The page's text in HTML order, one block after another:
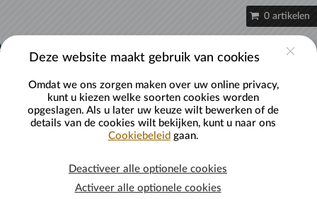
0 artikelen
Schaatsen reserveren
Deze website maakt gebruik van cookies
Omdat we ons zorgen maken over uw online privacy,
kunt u kiezen welke soorten cookies worden
opgeslagen. Als u later uw keuze wilt bewerken of de
details van de cookies wilt bekijken, kunt u naar ons
Cookiebeleid gaan.
Deactiveer alle optionele cookies
Activeer alle optionele cookies